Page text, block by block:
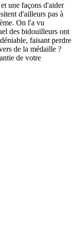
une façons d'aider
d'ailleurs pas à
On l'a vu
des bidouilleurs ont
faisant perdre
de la médaille ?
de votre